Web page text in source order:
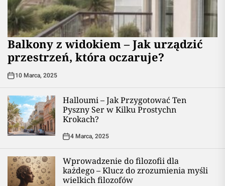
Balkony z widokiem – Jak urządzić
przestrzeń, która oczaruje?
10 Marca, 2025
Halloumi – Jak Przygotować Ten
Pyszny Ser w Kilku Prostychn
Krokach?
4 Marca, 2025
Wprowadzenie do filozofii dla
każdego – Klucz do zrozumienia myśli
wielkich filozofów